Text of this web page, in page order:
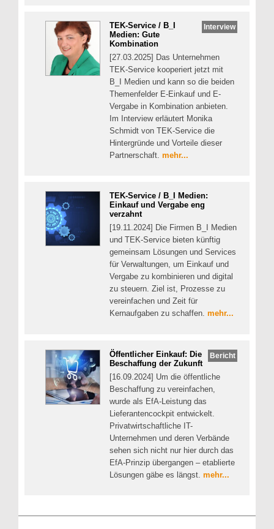
Interview
TEK-Service / B_I
Medien: Gute
Kombination
[27.03.2025] Das Unternehmen
TEK-Service kooperiert jetzt mit
B_I Medien und kann so die beiden
Themenfelder E-Einkauf und E-
Vergabe in Kombination anbieten.
Im Interview erläutert Monika
Schmidt von TEK-Service die
Hintergründe und Vorteile dieser
Partnerschaft. mehr...
TEK-Service / B_I Medien:
Einkauf und Vergabe eng
verzahnt
[19.11.2024] Die Firmen B_I Medien
und TEK-Service bieten künftig
gemeinsam Lösungen und Services
für Verwaltungen, um Einkauf und
Vergabe zu kombinieren und digital
zu steuern. Ziel ist, Prozesse zu
vereinfachen und Zeit für
Kernaufgaben zu schaffen. mehr...
Bericht
Öffentlicher Einkauf: Die
Beschaffung der Zukunft
[16.09.2024] Um die öffentliche
Beschaffung zu vereinfachen,
wurde als EfA-Leistung das
Lieferantencockpit entwickelt.
Privatwirtschaftliche IT-
Unternehmen und deren Verbände
sehen sich nicht nur hier durch das
EfA-Prinzip übergangen – etablierte
Lösungen gäbe es längst. mehr...